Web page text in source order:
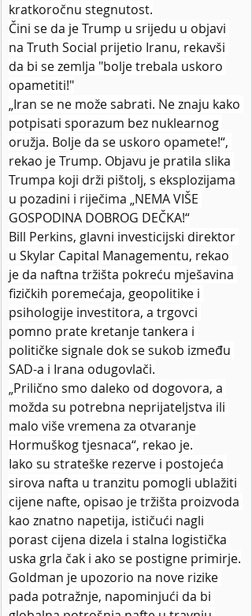
kratkoročnu stegnutost.
Čini se da je Trump u srijedu u objavi
na Truth Social prijetio Iranu, rekavši
da bi se zemlja "bolje trebala uskoro
opametiti!"
„Iran se ne može sabrati. Ne znaju kako
potpisati sporazum bez nuklearnog
oružja. Bolje da se uskoro opamete!“,
rekao je Trump. Objavu je pratila slika
Trumpa koji drži pištolj, s eksplozijama
u pozadini i riječima „NEMA VIŠE
GOSPODINA DOBROG DEČKA!“
Bill Perkins, glavni investicijski direktor
u Skylar Capital Managementu, rekao
je da naftna tržišta pokreću mješavina
fizičkih poremećaja, geopolitike i
psihologije investitora, a trgovci
pomno prate kretanje tankera i
političke signale dok se sukob između
SAD-a i Irana odugovlači.
„Prilično smo daleko od dogovora, a
možda su potrebna neprijateljstva ili
malo više vremena za otvaranje
Hormuškog tjesnaca“, rekao je.
Iako su strateške rezerve i postojeća
sirova nafta u tranzitu pomogli ublažiti
cijene nafte, opisao je tržišta proizvoda
kao znatno napetija, ističući nagli
porast cijena dizela i stalna logistička
uska grla čak i ako se postigne primirje.
Goldman je upozorio na nove rizike
pada potražnje, napominjući da bi